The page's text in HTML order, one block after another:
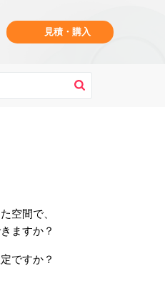
見積・購入
空間で、
ますか？
ですか？